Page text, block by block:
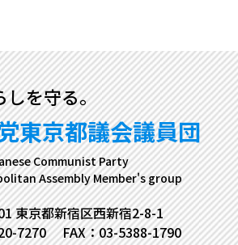
しを守る。
東京都議会議員団
Communist Party
Assembly Member's group
東京都新宿区西新宿2-8-1
7270
FAX：03-5388-1790